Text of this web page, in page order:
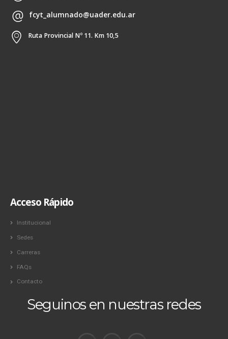
fcyt_alumnado@uader.edu.ar
Ruta Provincial Nº 11. Km 10,5
Acceso Rápido
Institucional
Sedes
Carreras
FAQs
Contacto
Seguinos en nuestras redes